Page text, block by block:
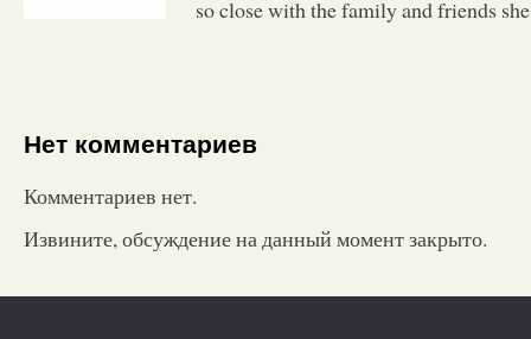
so close with the family and friends
Нет комментариев
Комментариев нет.
Извините, обсуждение на данный момент закрыто.